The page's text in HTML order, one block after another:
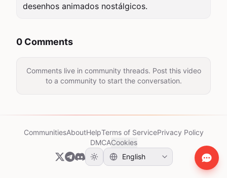
desenhos animados nostálgicos.
0 Comments
Comments live in community threads. Post this video
to a community to start the conversation.
CommunitiesAboutHelpTerms of ServicePrivacy Policy
DMCACookies